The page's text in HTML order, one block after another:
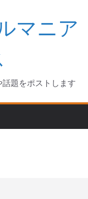
マニア
題をポストします